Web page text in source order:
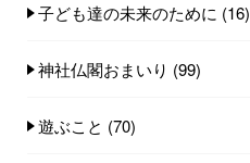
子ども達の未来のために (16)
神社仏閣おまいり (99)
遊ぶこと (70)